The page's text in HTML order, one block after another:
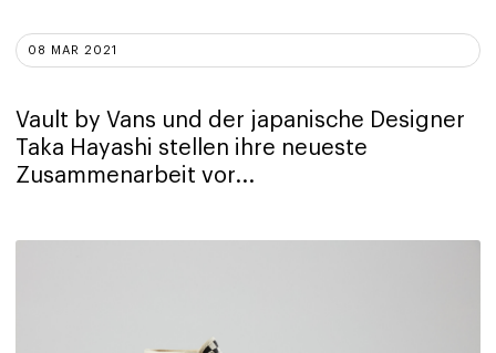
08 MAR 2021
Vault by Vans und der japanische Designer
Taka Hayashi stellen ihre neueste
Zusammenarbeit vor...